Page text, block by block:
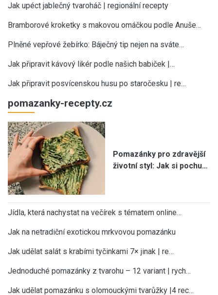
Jak upéct jablečný tvaroháč | regionální recepty
Bramborové kroketky s makovou omáčkou podle Anuše…
Plněné vepřové žebírko: Báječný tip nejen na sváte…
Jak připravit kávový likér podle našich babiček |…
Jak připravit posvícenskou husu po staročesku | re…
pomazanky-recepty.cz
Pomazánky pro zdravější
životní styl: Jak si pochu…
Jídla, která nachystat na večírek s tématem online…
Jak na netradiční exotickou mrkvovou pomazánku
Jak udělat salát s krabími tyčinkami 7× jinak | re…
Jednoduché pomazánky z tvarohu – 12 variant | rych…
Jak udělat pomazánku s olomouckými tvarůžky |4 rec…